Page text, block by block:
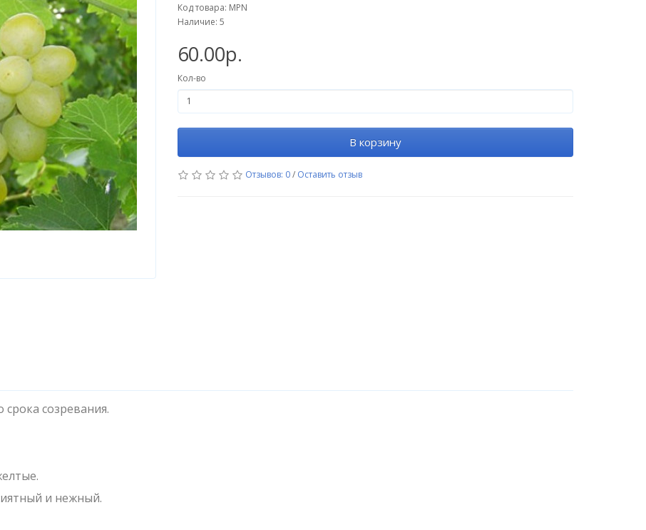
Код товара: MPN
Наличие: 5
60.00р.
Кол-во
В корзину
Отзывов: 0/ Оставить отзыв
созревания.
и нежный.